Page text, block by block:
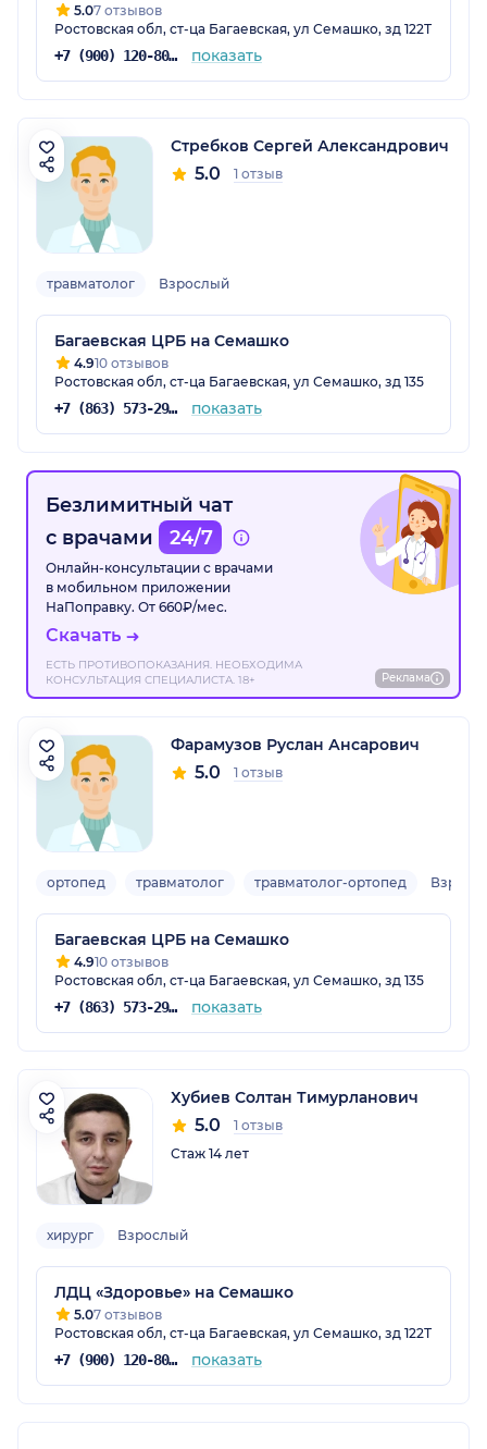
5.07 отзывов
Ростовская обл, ст-ца Багаевская, ул Семашко, зд 122Т
+7 (900) 120-80-88 показать
Стребков Сергей Александрович
5.0 1 отзыв
травматолог Взрослый
Багаевская ЦРБ на Семашко
4.910 отзывов
Ростовская обл, ст-ца Багаевская, ул Семашко, зд 135
+7 (863) 573-29-78 показать
Безлимитный чат
с врачами
24/7
Онлайн-консультации с врачами
в мобильном приложении
НаПоправку. От 660₽/мес.
Скачать
ЕСТЬ ПРОТИВОПОКАЗАНИЯ. НЕОБХОДИМА
КОНСУЛЬТАЦИЯ СПЕЦИАЛИСТА. 18+
Реклама
Фарамузов Руслан Ансарович
5.0 1 отзыв
ортопед травматолог травматолог-ортопед
Багаевская ЦРБ на Семашко
4.910 отзывов
Ростовская обл, ст-ца Багаевская, ул Семашко, зд 135
+7 (863) 573-29-78 показать
Хубиев Солтан Тимурланович
5.0
1 отзыв
Стаж 14 лет
хирург Взрослый
ЛДЦ «Здоровье» на Семашко
5.07 отзывов
Ростовская обл, ст-ца Багаевская, ул Семашко, зд 122Т
+7 (900) 120-80-88 показать